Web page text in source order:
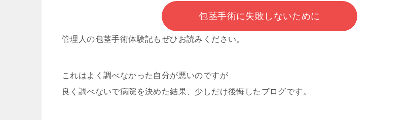
包茎手術に失敗しないために
管理人の包茎手術体験記もぜひお読みください。
これはよく調べなかった自分が悪いのですが
良く調べないで病院を決めた結果、少しだけ後悔したブログです。